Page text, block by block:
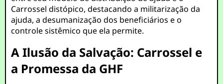
Carrossel distópico, destacando a militarização da
ajuda, a desumanização dos beneficiários e o
controle sistêmico que ela permite.
A Ilusão da Salvação: Carrossel e
a Promessa da GHF